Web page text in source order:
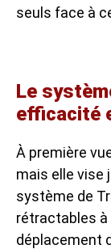
seuls face à
Le
efficacité
À première
mais elle vise
système de
rétractables à
déplacement